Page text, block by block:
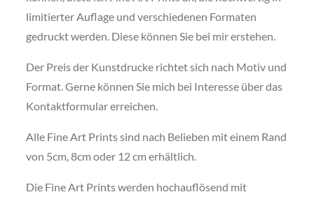
limitierter Auflage und verschiedenen Formaten
gedruckt werden. Diese können Sie bei mir erstehen.
Der Preis der Kunstdrucke richtet sich nach Motiv und
Format. Gerne können Sie mich bei Interesse über das
Kontaktformular erreichen.
Alle Fine Art Prints sind nach Belieben mit einem Rand
von 5cm, 8cm oder 12 cm erhältlich.
Die Fine Art Prints werden hochauflösend mit